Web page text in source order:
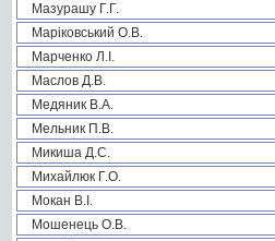
Мазурашу Г.Г.
Маріковський О.В.
Марченко Л.І.
Маслов Д.В.
Медяник В.А.
Мельник П.В.
Микиша Д.С.
Михайлюк Г.О.
Мокан В.І.
Мошенець О.В.